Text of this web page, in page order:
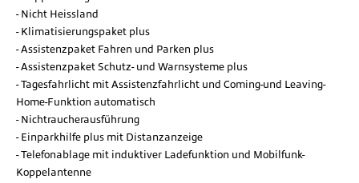
Nicht Heissland
Klimatisierungspaket plus
Assistenzpaket Fahren und Parken plus
Assistenzpaket Schutz- und Warnsysteme plus
Tagesfahrlicht mit Assistenzfahrlicht und Coming-und Leaving-
Home-Funktion automatisch
Nichtraucherausführung
Einparkhilfe plus mit Distanzanzeige
Telefonablage mit induktiver Ladefunktion und Mobilfunk-
Koppelantenne